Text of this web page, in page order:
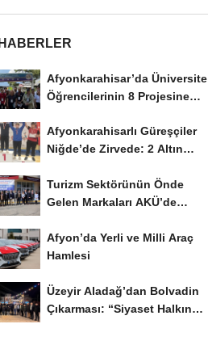
Afyonkarahisar’da Üniversite
Öğrencilerinin 8 Projesine
Afyonkarahisarlı Güreşçiler
Niğde’de Zirvede: 2 Altın
Turizm Sektörünün Önde
Gelen Markaları AKÜ’de
Afyon’da Yerli ve Milli Araç
Hamlesi
Üzeyir Aladağ’dan Bolvadin
Çıkarması: “Siyaset Halkın